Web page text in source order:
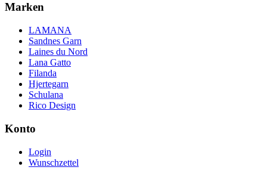
Marken
LAMANA
Sandnes Garn
Laines du Nord
Lana Gatto
Filanda
Hjertegarn
Schulana
Rico Design
Konto
Login
Wunschzettel